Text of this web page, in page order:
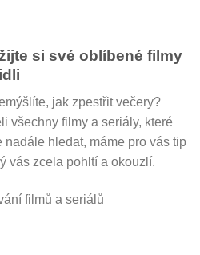
si své oblíbené filmy
jak zpestřit večery?
všechny filmy a seriály, které
hledat, máme pro vás tip
vás zcela pohltí a okouzlí.